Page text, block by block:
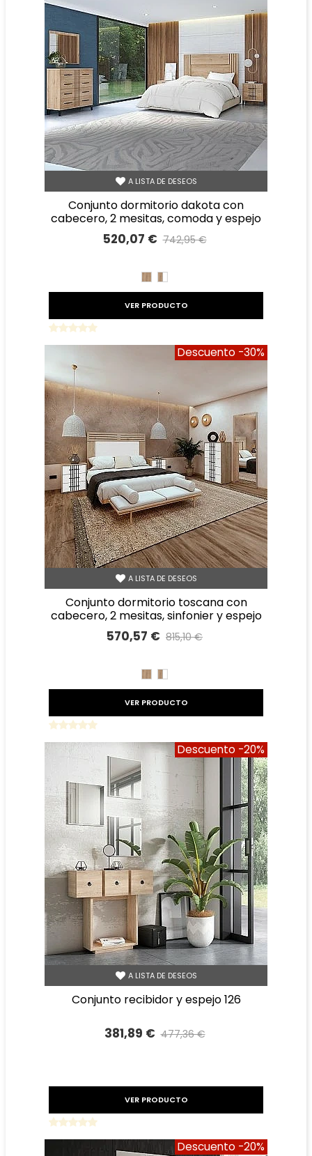
A LISTA DE DESEOS
conjunto dormitorio dakota con
cabecero, 2 mesitas, comoda y espejo
520,07 € 742,95 €
ROBLEROBLE
VER PRODUCTO
Descuento -30%
A LISTA DE DESEOS
conjunto dormitorio toscana con
cabecero, 2 mesitas, sinfonier y espejo
570,57 € 815,10 €
ROBLEROBLE
VER PRODUCTO
Descuento -20%
A LISTA DE DESEOS
conjunto recibidor y espejo 126
381,89 € 477,36 €
VER PRODUCTO
Descuento -20%